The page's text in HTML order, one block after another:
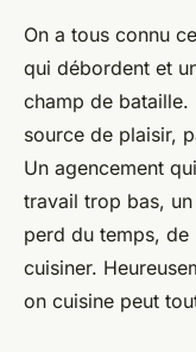
On a tous connu
qui débordent et
champ de bataille.
source de plaisir,
Un agencement
travail trop bas,
perd du temps, de
cuisiner.
on cuisine peut